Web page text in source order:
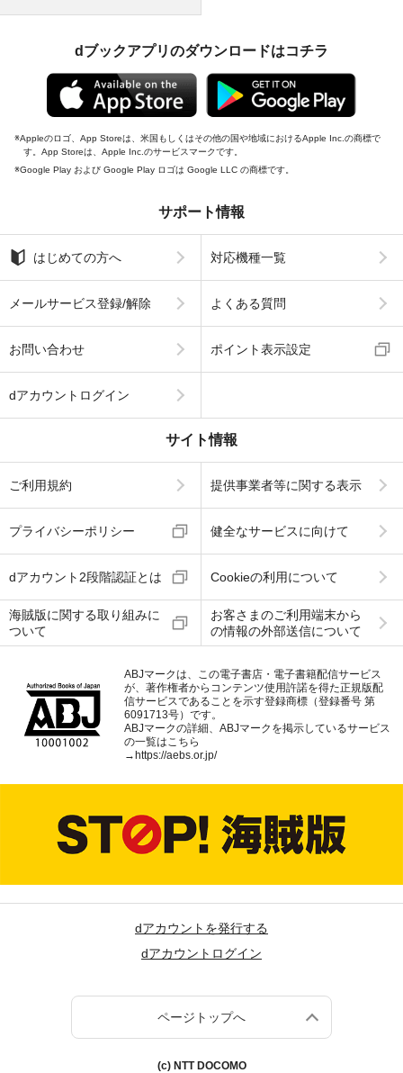
dブックアプリのダウンロードはコチラ
Appleのロゴ、App Storeは、米国もしくはその他の国や地域におけるApple Inc.の商標で
す。App Storeは、Apple Inc.のサービスマークです。
Google Play および Google Play ロゴは Google LLC の商標です。
サポート情報
はじめての方へ 対応機種一覧
メールサービス登録/解除 よくある質問
お問い合わせ ポイント表示設定
dアカウントログイン
サイト情報
ご利用規約 提供事業者等に関する表示
プライバシーポリシー 健全なサービスに向けて
dアカウント2段階認証とは Cookieの利用について
海賊版に関する取り組みに
ついて
お客さまのご利用端末から
の情報の外部送信について
ABJマークは、この電子書店・電子書籍配信サービス
が、著作権者からコンテンツ使用許諾を得た正規版配
信サービスであることを示す登録商標（登録番号 第
6091713号）です。
ABJマークの詳細、ABJマークを掲示しているサービス
の一覧はこちら
→ https://aebs.or.jp/
dアカウントを発行する
dアカウントログイン
ページトップへ
(c) NTT DOCOMO